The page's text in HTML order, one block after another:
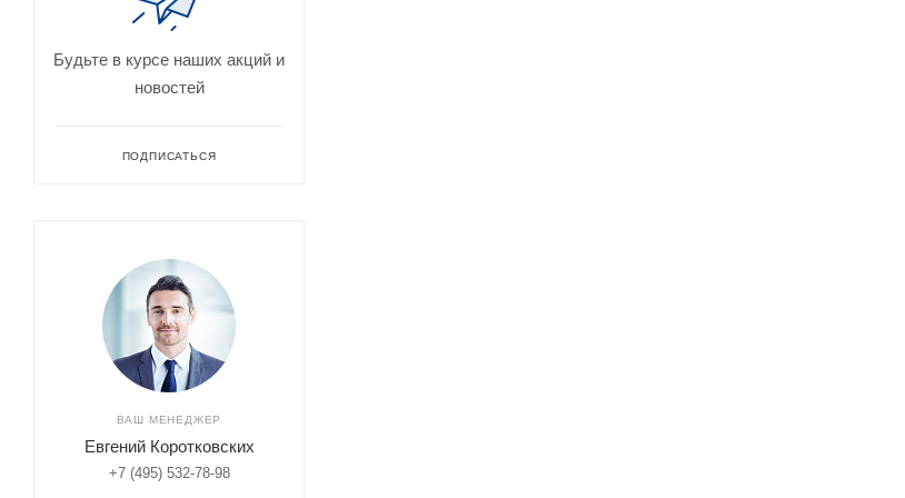
Будьте в курсе наших акций и
новостей
ПОДПИСАТЬСЯ
ВАШ МЕНЕДЖЕР
Евгений Коротковских
+7 (495) 532-78-98